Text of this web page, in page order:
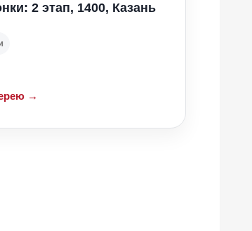
2 этап, 1400, Казань
→